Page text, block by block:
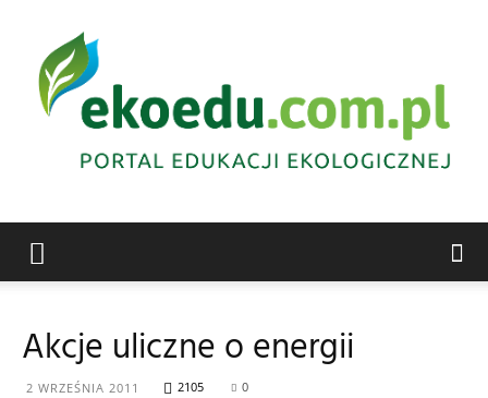
ekologiczna
Akcje uliczne o energii
2 WRZEŚNIA 2011 2105 0